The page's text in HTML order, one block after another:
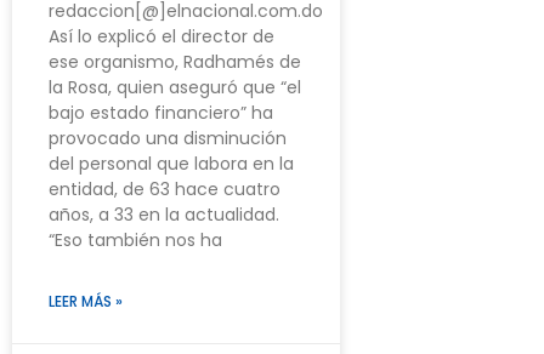
redaccion[@]elnacional.com.do
Así lo explicó el director de
ese organismo, Radhamés de
la Rosa, quien aseguró que “el
bajo estado financiero” ha
provocado una disminución
del personal que labora en la
entidad, de 63 hace cuatro
años, a 33 en la actualidad.
“Eso también nos ha
LEER MÁS »